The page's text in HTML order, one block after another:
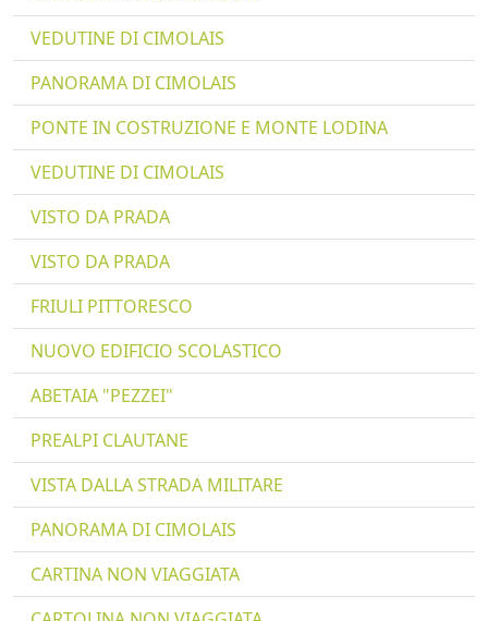
VEDUTINE DI CIMOLAIS
PANORAMA DI CIMOLAIS
PONTE IN COSTRUZIONE E MONTE LODINA
VEDUTINE DI CIMOLAIS
VISTO DA PRADA
VISTO DA PRADA
FRIULI PITTORESCO
NUOVO EDIFICIO SCOLASTICO
ABETAIA "PEZZEI"
PREALPI CLAUTANE
VISTA DALLA STRADA MILITARE
PANORAMA DI CIMOLAIS
CARTINA NON VIAGGIATA